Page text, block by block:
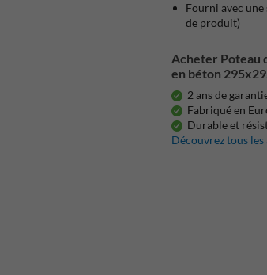
Fourni avec
de produit)
Acheter Poteau
en béton
2 ans de
Fabriqué en
Durable et
Découvrez tous